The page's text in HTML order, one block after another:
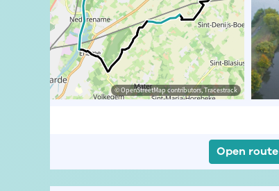
© OpenStreetMap contributors, Tracestrack
Open route
© David Stockman © OpenStreetMap contributors, Tracestrack